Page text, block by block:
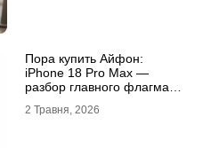
Пора купить Айфон:
iPhone 18 Pro Max —
разбор главного флагмана
2 Травня, 2026